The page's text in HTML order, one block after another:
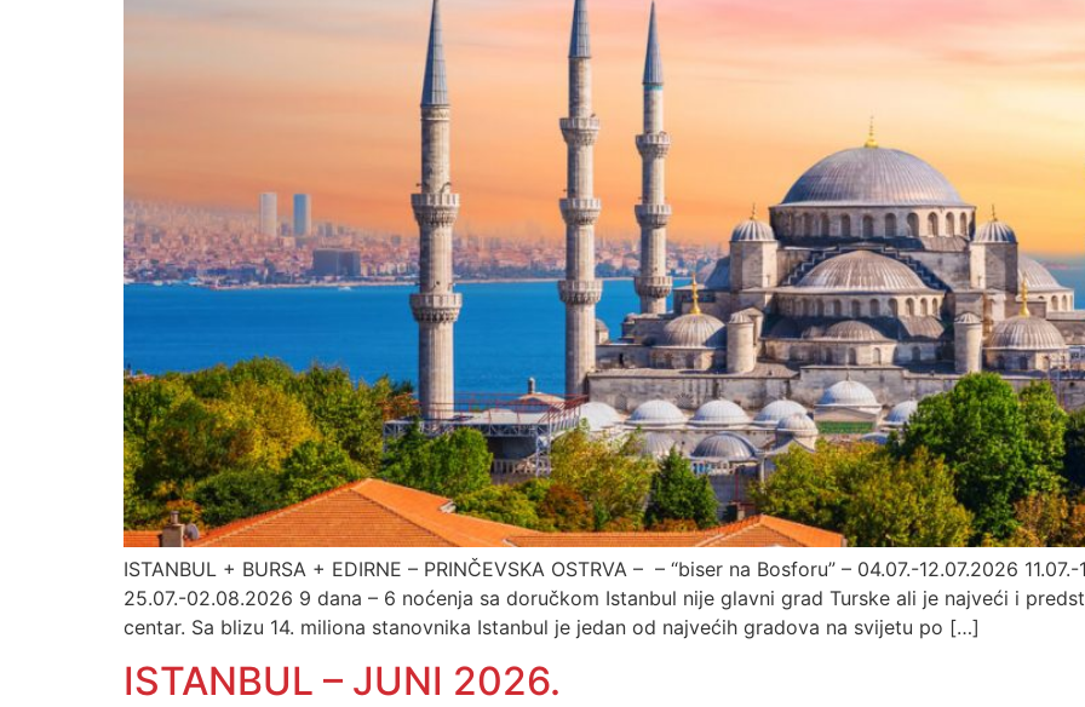
ISTANBUL + BURSA + EDIRNE – PRINČEVSKA OSTRVA – – “biser na Bosforu” – 04.07.-12.07.2026
25.07.-02.08.2026 9 dana – 6 noćenja sa doručkom Istanbul nije glavni grad Turske ali je najveći i
centar. Sa blizu 14. miliona stanovnika Istanbul je jedan od najvećih gradova na svijetu po […]
ISTANBUL – JUNI 2026.